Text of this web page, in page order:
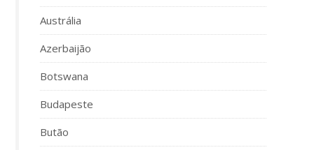
Austrália
Azerbaijão
Botswana
Budapeste
Butão